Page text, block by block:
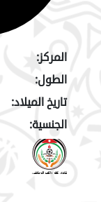
المركز:
الطول:
تاريخ الميلاد:
الجنسية: